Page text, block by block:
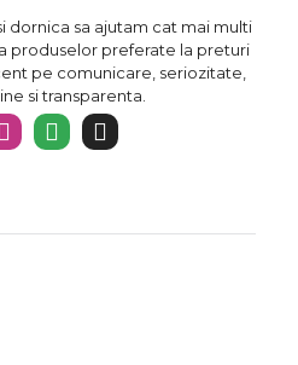
dornica sa ajutam cat mai multi
produselor preferate la preturi
pe comunicare, seriozitate,
si transparenta.